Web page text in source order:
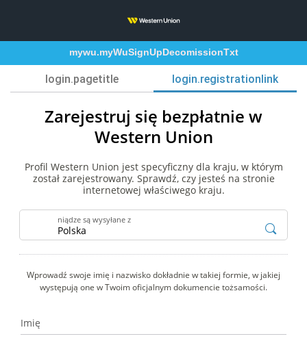
mywu.myWuSignUpDecomissionTxt
login.pagetitle login.registrationlink
Zarejestruj się bezpłatnie w
Western Union
Profil Western Union jest specyficzny dla kraju, w którym
został zarejestrowany. Sprawdź, czy jesteś na stronie
internetowej właściwego kraju.
niądze są wysyłane z
Wprowadź swoje imię i nazwisko dokładnie w takiej formie, w jakiej
występują one w Twoim oficjalnym dokumencie tożsamości.
Imię